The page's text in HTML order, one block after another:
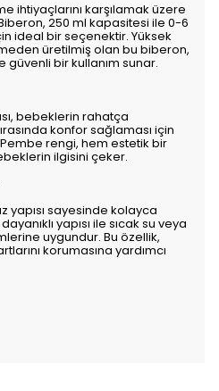
ihtiyaçlarını karşılamak üzere
250 ml kapasitesi ile 0-6
ideal bir seçenektir. Yüksek
üretilmiş olan bu biberon,
bir kullanım sunar.
bebeklerin rahatça
konfor sağlaması için
rengi, hem estetik bir
ilgisini çeker.
yapısı sayesinde kolayca
yapısı ile sıcak su veya
uygundur. Bu özellik,
korumasına yardımcı